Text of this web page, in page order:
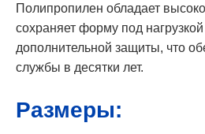
Полипропилен обладает
сохраняет форму под
дополнительной защиты, что
службы в десятки лет.
Размеры: